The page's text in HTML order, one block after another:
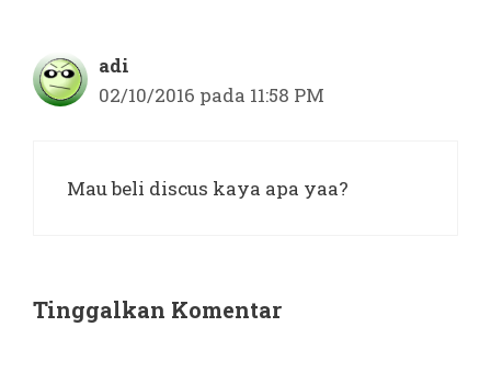
adi
02/10/2016 pada 11:58 PM
Mau beli discus kaya apa yaa?
Tinggalkan Komentar